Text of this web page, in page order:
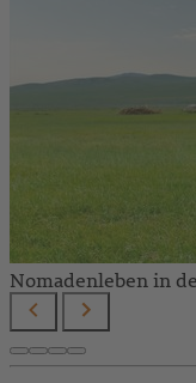
Nomadenleben in